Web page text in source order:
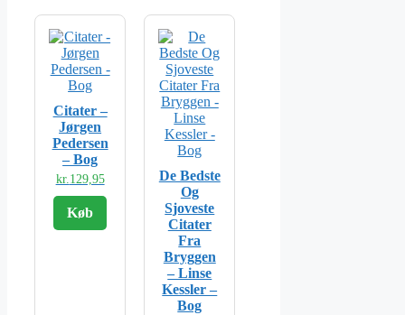
Citater –
Jørgen
Pedersen
– Bog
kr.129,95
Køb
De Bedste
Og
Sjoveste
Citater
Fra
Bryggen
– Linse
Kessler –
Bog